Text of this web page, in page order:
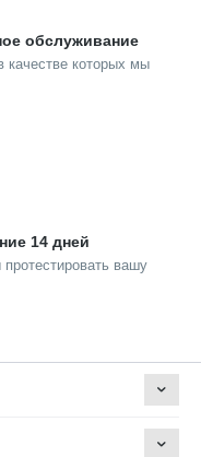
обслуживание
качестве которых мы
14 дней
вашу